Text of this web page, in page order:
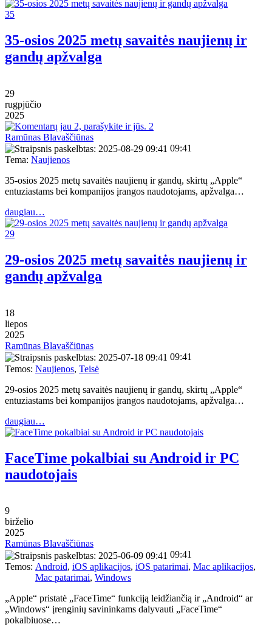
35
35-osios 2025 metų savaitės naujienų ir
gandų apžvalga
29
rugpjūčio
2025
2
Ramūnas Blavaščiūnas
09:41
Tema: Naujienos
35-osios 2025 metų savaitės naujienų ir gandų, skirtų „Apple“
entuziastams bei kompanijos įrangos naudotojams, apžvalga…
daugiau…
29
29-osios 2025 metų savaitės naujienų ir
gandų apžvalga
18
liepos
2025
Ramūnas Blavaščiūnas
09:41
Temos: Naujienos, Teisė
29-osios 2025 metų savaitės naujienų ir gandų, skirtų „Apple“
entuziastams bei kompanijos įrangos naudotojams, apžvalga…
daugiau…
FaceTime pokalbiai su Android ir PC
naudotojais
9
birželio
2025
Ramūnas Blavaščiūnas
09:41
Temos: Android, iOS aplikacijos, iOS patarimai, Mac aplikacijos,
Mac patarimai, Windows
„Apple“ pristatė „FaceTime“ funkciją leidžiančią ir „Android“ ar
„Windows“ įrenginių savininkams dalyvauti „FaceTime“
pokalbiuose…